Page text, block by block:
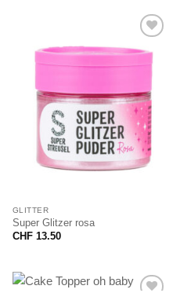
GLITTER
Super Glitzer rosa
CHF13.50